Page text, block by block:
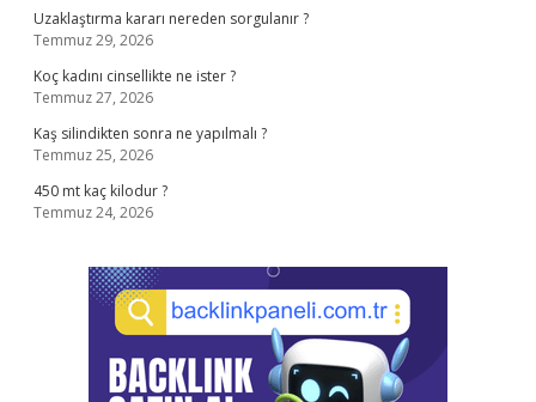
Uzaklaştırma kararı nereden sorgulanır ?
Temmuz 29, 2026
Koç kadını cinsellikte ne ister ?
Temmuz 27, 2026
Kaş silindikten sonra ne yapılmalı ?
Temmuz 25, 2026
450 mt kaç kilodur ?
Temmuz 24, 2026